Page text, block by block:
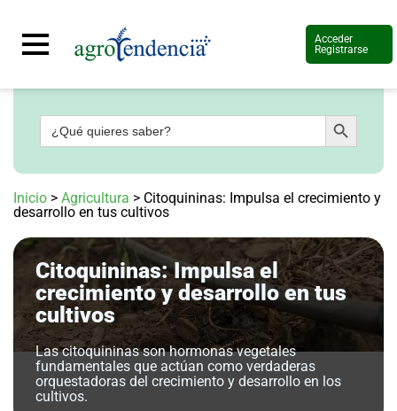
Acceder
Registrarse
Señal
en
más
Agrotendencia
TV
Nuestros
Planes
Glosario
Agroshow
Regístrate
suscríbete
Contáctenos
Buscar: Botón de búsqueda
Inicio > Agricultura > Citoquininas: Impulsa el crecimiento y
desarrollo en tus cultivos
Citoquininas: Impulsa el
crecimiento y desarrollo en tus
cultivos
Las citoquininas son hormonas vegetales
fundamentales que actúan como verdaderas
orquestadoras del crecimiento y desarrollo en los
cultivos.